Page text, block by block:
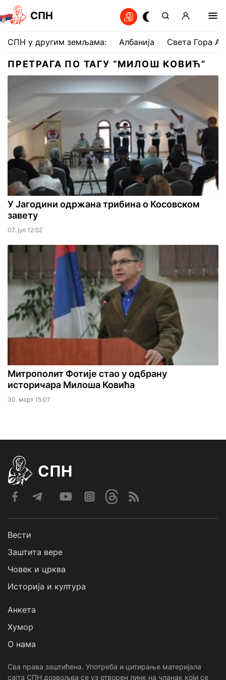
СПН
СПН у другим земљама: Албанија Света Гора
ПРЕТРАГА ПО ТАГУ “МИЛОШ КОВИЋ”
У Јагодини одржана трибина о Косовском
завету
07. јул 12:52
Митрополит Фотије стао у одбрану
историчара Милоша Ковића
30. март 15:07
СПН
Вести
Заштита вере
Човек и црква
Историја и култура
Анкета
Хумор
О нама
Сва права заштићена. Употреба и цитирање материјала
сајта СПН дозвољва се уз отворен линк на чланак који се